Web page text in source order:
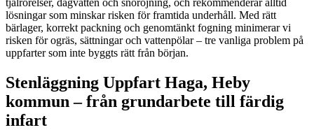
lösningar som minskar risken för framtida underhåll. Med rätt
bärlager, korrekt packning och genomtänkt fogning minimerar vi
risken för ogräs, sättningar och vattenpölar – tre vanliga problem på
uppfarter som inte byggts rätt från början.
Stenläggning Uppfart Haga, Heby
kommun – från grundarbete till färdig
infart